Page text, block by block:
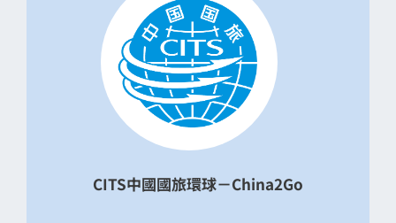
CITS中國國旅環球－China2Go